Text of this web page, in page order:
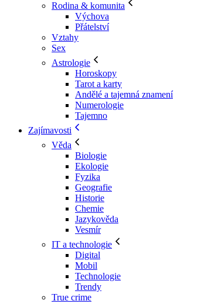
Rodina & komunita
Výchova
Přátelství
Vztahy
Sex
Astrologie
Horoskopy
Tarot a karty
Andělé a tajemná znamení
Numerologie
Tajemno
Zajímavosti
Věda
Biologie
Ekologie
Fyzika
Geografie
Historie
Chemie
Jazykověda
Vesmír
IT a technologie
Digital
Mobil
Technologie
Trendy
True crime